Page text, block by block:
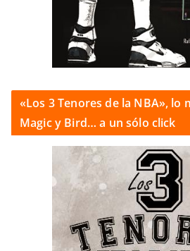
«Los 3 Tenores de la NBA», lo
Magic y Bird… a un sólo click